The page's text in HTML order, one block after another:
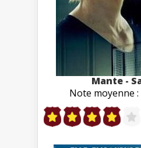
Mante -
Note moyenne :